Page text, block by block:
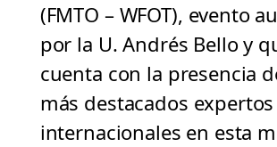
(FMTO – WFOT), evento
por la U. Andrés Bello y
cuenta con la presencia
más destacados expertos
internacionales en esta